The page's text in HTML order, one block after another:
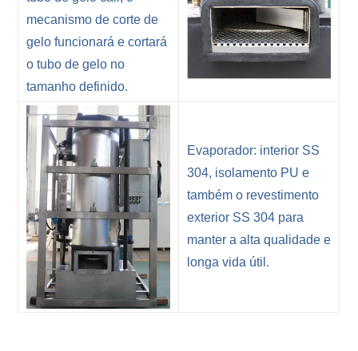
mecanismo de corte de
gelo funcionará e cortará
o tubo de gelo no
tamanho definido.
Evaporador: interior SS
304, isolamento PU e
também o revestimento
exterior SS 304 para
manter a alta qualidade e
longa vida útil.